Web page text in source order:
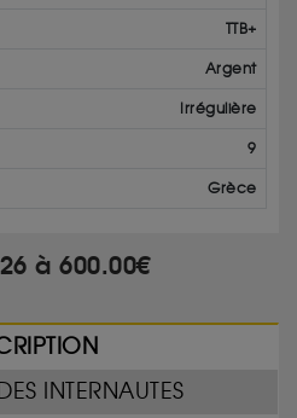
TTB+
Argent
Irrégulière
9
Grèce
à 600.00€
INTERNAUTES